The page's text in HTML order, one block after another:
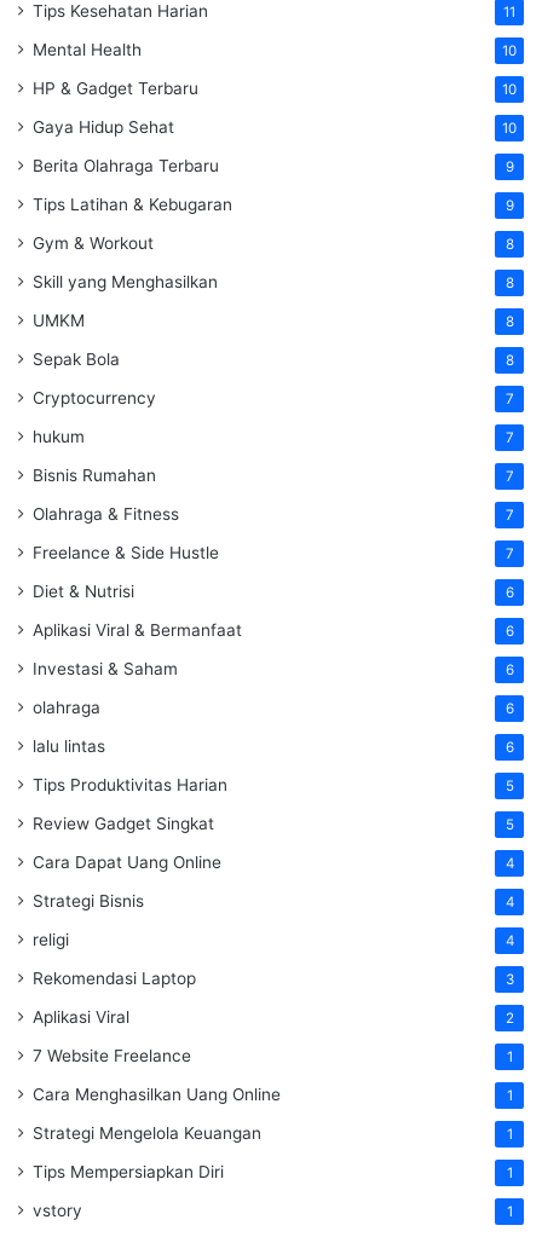
Tips Kesehatan Harian 11
Mental Health 10
HP & Gadget Terbaru 10
Gaya Hidup Sehat 10
Berita Olahraga Terbaru 9
Tips Latihan & Kebugaran 9
Gym & Workout 8
Skill yang Menghasilkan 8
UMKM 8
Sepak Bola 8
Cryptocurrency 7
hukum 7
Bisnis Rumahan 7
Olahraga & Fitness 7
Freelance & Side Hustle 7
Diet & Nutrisi 6
Aplikasi Viral & Bermanfaat 6
Investasi & Saham 6
olahraga 6
lalu lintas 6
Tips Produktivitas Harian 5
Review Gadget Singkat 5
Cara Dapat Uang Online 4
Strategi Bisnis 4
religi 4
Rekomendasi Laptop 3
Aplikasi Viral 2
7 Website Freelance 1
Cara Menghasilkan Uang Online 1
Strategi Mengelola Keuangan 1
Tips Mempersiapkan Diri 1
vstory 1